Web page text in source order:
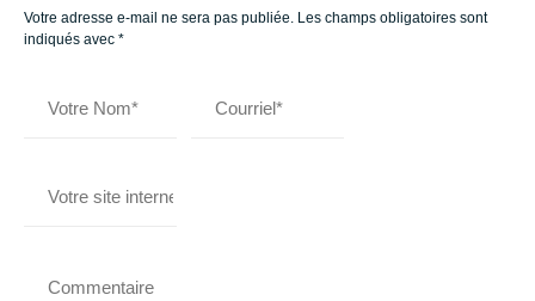
Votre adresse e-mail ne sera pas publiée. Les champs obligatoires sont
indiqués avec *